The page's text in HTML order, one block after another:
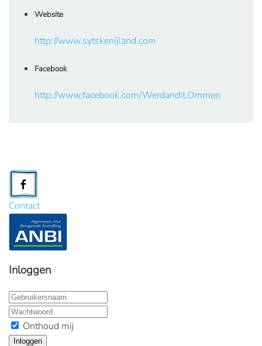
Website
http://www.sytskenijland.com
Facebook
http://www.facebook.com/Werdandit.Ommen
Contact
Inloggen
Onthoud mij
Inloggen